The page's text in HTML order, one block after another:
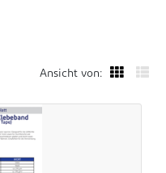
Ansicht von: